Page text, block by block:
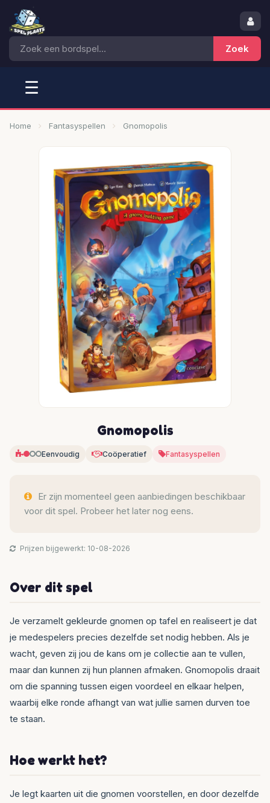
☰
Home Fantasyspellen Gnomopolis
Gnomopolis
Eenvoudig Coöperatief Fantasyspellen
Er zijn momenteel geen aanbiedingen beschikbaar
voor dit spel. Probeer het later nog eens.
Prijzen bijgewerkt: 10-08-2026
Over dit spel
Je verzamelt gekleurde gnomen op tafel en realiseert je dat
je medespelers precies dezelfde set nodig hebben. Als je
wacht, geven zij jou de kans om je collectie aan te vullen,
maar dan kunnen zij hun plannen afmaken. Gnomopolis draait
om die spanning tussen eigen voordeel en elkaar helpen,
waarbij elke ronde afhangt van wat jullie samen durven toe
te staan.
Hoe werkt het?
Je legt kaarten uit die gnomen voorstellen, en door dezelfde